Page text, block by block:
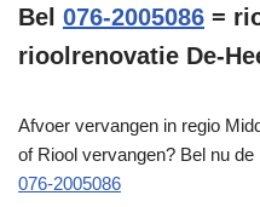
Bel 076-2005086 =
rioolrenovatie De-
Afvoer vervangen in regio
of Riool vervangen? Bel nu
076-2005086